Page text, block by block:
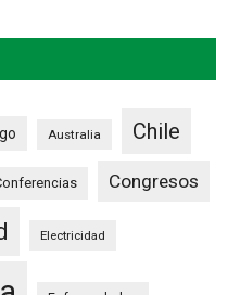
Australia Chile
Congresos
Electricidad